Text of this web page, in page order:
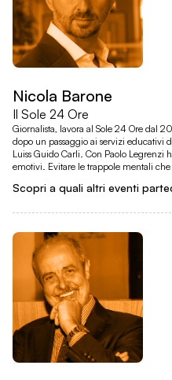
Nicola Barone
Il Sole 24 Ore
Giornalista, lavora al Sole 24 Ore dal
dopo un passaggio ai servizi educativi
Luiss Guido Carli. Con Paolo Legrenzi
emotivi. Evitare le trappole mentali
Scopri a quali altri eventi